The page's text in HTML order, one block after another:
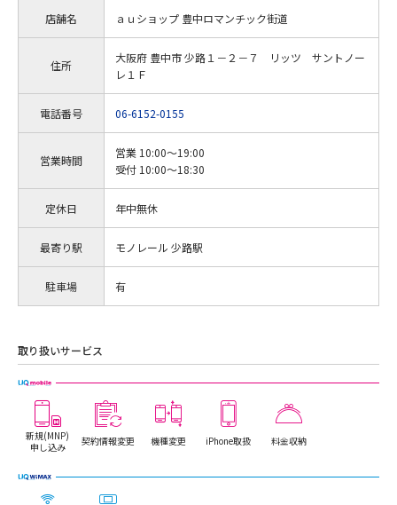
店舗名 ａｕショップ 豊中ロマンチック街道
住所
大阪府 豊中市 少路１－２－７ リッツ サントノー
レ１Ｆ
電話番号 06-6152-0155
営業時間
営業 10:00～19:00
受付 10:00～18:30
定休日 年中無休
最寄り駅 モノレール 少路駅
駐車場 有
取り扱いサービス
新規(MNP)
申し込み
契約情報変更 機種変更 iPhone取扱 料金収納